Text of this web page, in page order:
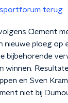
terug
Clement
nieuwe ploeg op
bijbehorende
winnen.
en Sven
niet bij